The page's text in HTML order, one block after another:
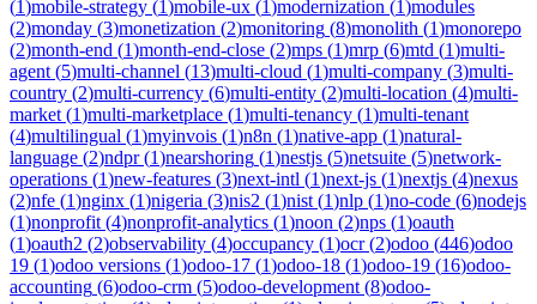
(1)mobile-strategy (1)mobile-ux (1)modernization (1)modules
(2)monday (3)monetization (2)monitoring (8)monolith (1)monorepo
(2)month-end (1)month-end-close (2)mps (1)mrp (6)mtd (1)multi-
agent (5)multi-channel (13)multi-cloud (1)multi-company (3)multi-
country (2)multi-currency (6)multi-entity (2)multi-location (4)multi-
market (1)multi-marketplace (1)multi-tenancy (1)multi-tenant
(4)multilingual (1)myinvois (1)n8n (1)native-app (1)natural-
language (2)ndpr(1)nearshoring (1)nestjs (5)netsuite (5)network-
operations (1)new-features (3)next-intl (1)next-js (1)nextjs (4)nexus
(2)nfe (1)nginx (1)nigeria (3)nis2 (1)nist (1)nlp (1)no-code (6)nodejs
(1)nonprofit (4)nonprofit-analytics (1)noon (2)nps (1)oauth
(1)oauth2 (2)observability (4)occupancy (1)ocr(2)odoo (446)odoo
19 (1)odoo versions (1)odoo-17 (1)odoo-18 (1)odoo-19 (16)odoo-
accounting (6)odoo-crm (5)odoo-development (8)odoo-